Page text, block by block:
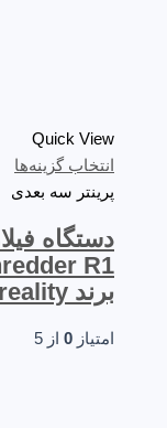
Quick View
انتخاب گزینه‌ها
پرینتر سه‌ بعدی
دستگاه
R1
برند Creality
امتیاز 0 از 5